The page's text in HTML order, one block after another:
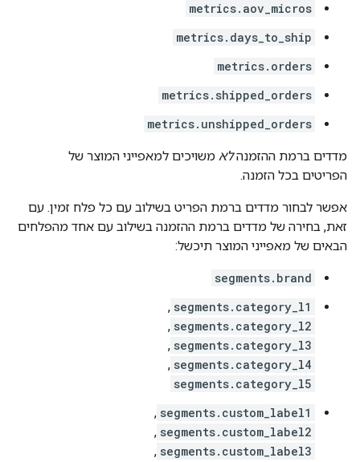
metrics.aov_micros
metrics.days_to_ship
metrics.orders
metrics.shipped_orders
metrics.unshipped_orders
מדדים ברמת ההזמנהלא משויכים למאפייני המוצר של
הפריטים בכל הזמנה.
אפשר לבחור מדדים ברמת הפריט בשילוב עם כל פלח זמין. עם
זאת, בחירה של מדדים ברמת ההזמנה בשילוב עם אחד מהפלחים
הבאים של מאפייני המוצר תיכשל:
segments.brand
segments.category_l1
,‏
segments.category_l2
,‏
segments.category_l3
,‏
segments.category_l4
,‏
segments.category_l5
segments.custom_label1
,‏
segments.custom_label2
,‏
segments.custom_label3
,‏